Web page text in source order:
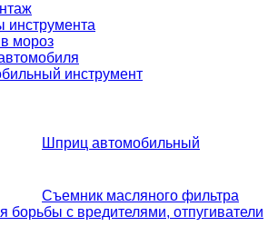
инструмента
мороз
инструмент
Шприц автомобильный
Съемник масляного фильтра
борьбы с вредителями, отпугиватели